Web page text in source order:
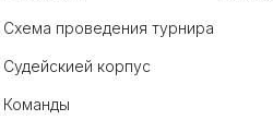
Схема проведения турнира
Судейскией корпус
Команды